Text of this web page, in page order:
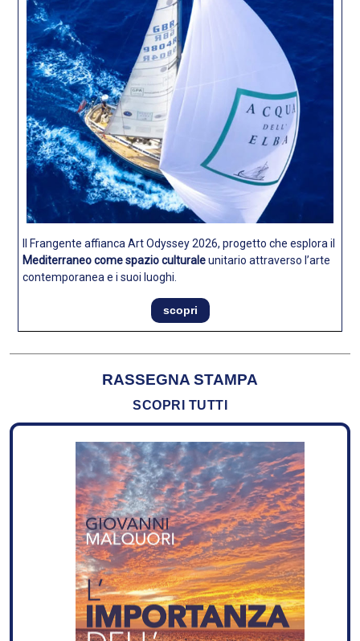
Il Frangente affianca Art Odyssey 2026, progetto che esplora il
Mediterraneo come spazio culturaleunitario attraverso l’arte
contemporanea e i suoi luoghi.
scopri
RASSEGNA STAMPA
SCOPRI TUTTI